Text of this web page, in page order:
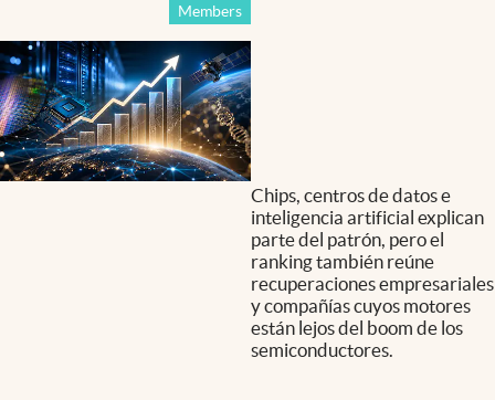
Members
Chips, centros de datos e
inteligencia artificial explican
parte del patrón, pero el
ranking también reúne
recuperaciones empresariales
y compañías cuyos motores
están lejos del boom de los
semiconductores.